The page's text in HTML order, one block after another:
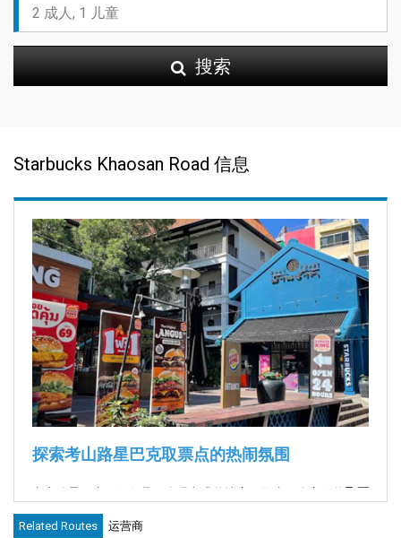
搜索
Starbucks Khaosan Road 信息
探索考山路星巴克取票点的热闹氛围
考山路星巴克不仅仅是一个喝咖啡的地方。作为一个方便的 取票
点，该门店位于热闹的
理想地点，提供舒适的环境以及通往本地景点的便利通道。
Related Routes 运营商